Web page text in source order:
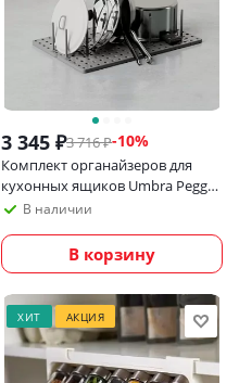
3 345 ₽3 716₽-10%
Комплект органайзеров для
кухонных ящиков Umbra Peggy,
серыйВ наличии
В корзину
ХИТ АКЦИЯ